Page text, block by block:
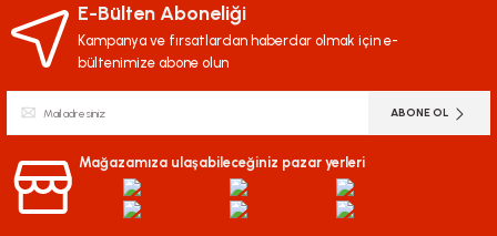
iletebilirsiniz.
Görüş ve önerileriniz için teşekkür ederiz.
Ürün açıklamasında eksik bilgiler bulunuyor.
Ürün fiyatı diğer sitelerden daha pahalı.
Bu ürüne benzer farklı alternatifler olmalı.
E-Bülten Aboneliği
Kampanya ve fırsatlardan haberdar olmak için e-
bültenimize abone olun
ABONE OL
Mağazamıza ulaşabileceğiniz pazar yerleri